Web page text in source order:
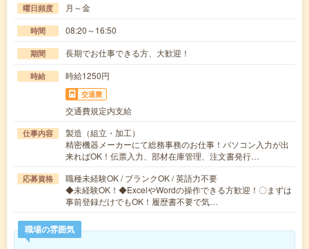
曜日頻度 月～金
時間 08:20～16:50
期間 長期でお仕事できる方、大歓迎！
時給 時給1250円
交通費
交通費規定内支給
仕事内容
製造（組立・加工）
精密機器メーカーにて総務事務のお仕事！パソコン入力が出
来ればOK！伝票入力、部材在庫管理、注文書発行…
応募資格
職種未経験OK / ブランクOK / 英語力不要
◆未経験OK！◆ExcelやWordの操作できる方歓迎！〇まずは
事前登録だけでもOK！履歴書不要で気…
職場の雰囲気